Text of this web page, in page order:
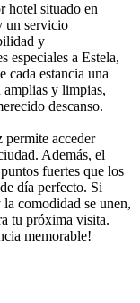
hotel situado en
un servicio
y
especiales a Estela,
cada estancia una
y limpias,
descanso.
acceder
Además, el
fuertes que los
día perfecto. Si
comodidad se unen,
tu próxima visita.
memorable!